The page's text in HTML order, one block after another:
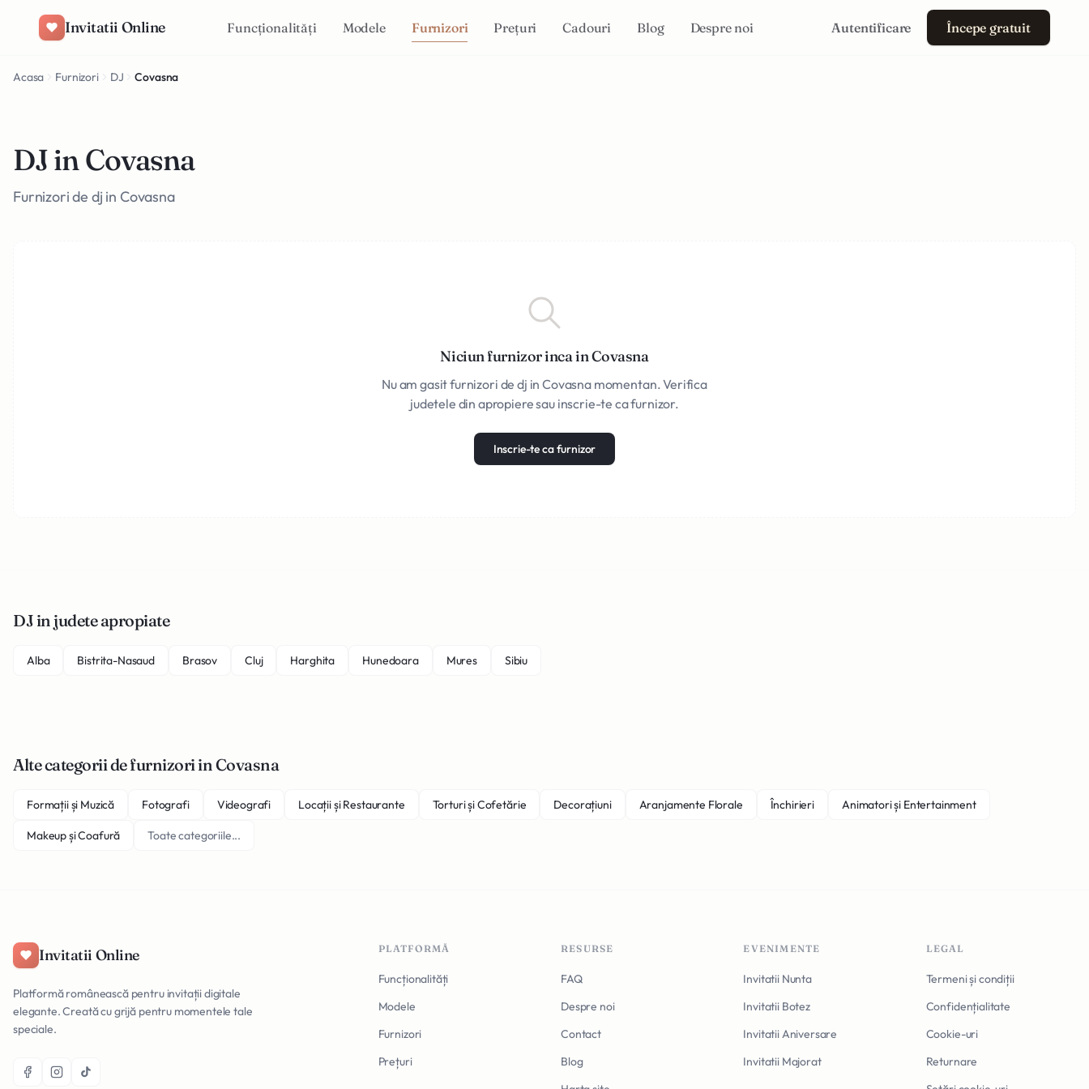
Invitatii Online Funcționalități Modele Furnizori Prețuri Cadouri Blog Despre noi Autentificare Începe gratuit
Acasa Furnizori DJ Covasna
DJ in Covasna
Furnizori de dj in Covasna
Niciun furnizor inca in Covasna
Nu am gasit furnizori de dj in Covasna momentan. Verifica
judetele din apropiere sau inscrie-te ca furnizor.
Inscrie-te ca furnizor
DJ in judete apropiate
Alba Bistrita-Nasaud Brasov Cluj Harghita Hunedoara Mures Sibiu
Alte categorii de furnizori in Covasna
Formații și Muzică Fotografi Videografi Locații și Restaurante Torturi și Cofetărie Decorațiuni Aranjamente Florale Închirieri Animatori și Entertainment
Makeup și Coafură Toate categoriile...
Invitatii Online
Platformă românească pentru invitații digitale
elegante. Creată cu grijă pentru momentele tale
speciale.
PLATFORMĂ
Funcționalități
Modele
Furnizori
Prețuri
RESURSE
FAQ
Despre noi
Contact
Blog
EVENIMENTE
Invitatii Nunta
Invitatii Botez
Invitatii Aniversare
Invitatii Majorat
LEGAL
Termeni și condiții
Confidențialitate
Cookie-uri
Returnare